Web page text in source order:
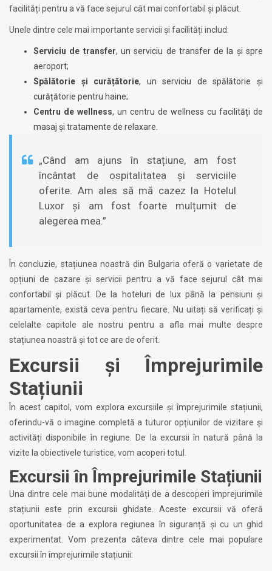
facilități pentru a vă face sejurul cât mai confortabil și plăcut.
Unele dintre cele mai importante servicii și facilități includ:
Serviciu de transfer, un serviciu de transfer de la și spre
aeroport;
Spălătorie și curățătorie, un serviciu de spălătorie și
curățătorie pentru haine;
Centru de wellness, un centru de wellness cu facilități de
masaj și tratamente de relaxare.
„Când am ajuns în stațiune, am fost
încântat de ospitalitatea și serviciile
oferite. Am ales să mă cazez la Hotelul
Luxor și am fost foarte mulțumit de
alegerea mea.”
În concluzie, stațiunea noastră din Bulgaria oferă o varietate de
opțiuni de cazare și servicii pentru a vă face sejurul cât mai
confortabil și plăcut. De la hoteluri de lux până la pensiuni și
apartamente, există ceva pentru fiecare. Nu uitați să verificați și
celelalte capitole ale nostru pentru a afla mai multe despre
stațiunea noastră și tot ce are de oferit.
Excursii și Împrejurimile
Stațiunii
În acest capitol, vom explora excursiile și împrejurimile stațiunii,
oferindu-vă o imagine completă a tuturor opțiunilor de vizitare și
activități disponibile în regiune. De la excursii în natură până la
vizite la obiectivele turistice, vom acoperi totul.
Excursii în Împrejurimile Stațiunii
Una dintre cele mai bune modalități de a descoperi împrejurimile
stațiunii este prin excursii ghidate. Aceste excursii vă oferă
oportunitatea de a explora regiunea în siguranță și cu un ghid
experimentat. Vom prezenta câteva dintre cele mai populare
excursii în împrejurimile stațiunii: